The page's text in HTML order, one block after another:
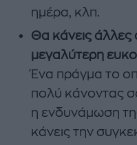
ημέρα, κλπ.
Θα κάνεις άλλες
μεγαλύτερη
Ένα πράγμα το
πολύ κάνοντας
η ενδυνάμωση
κάνεις την